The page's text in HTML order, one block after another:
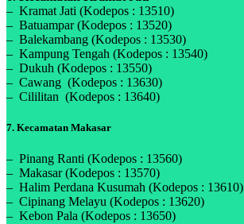
– Kramat Jati (Kodepos : 13510)
– Batuampar (Kodepos : 13520)
– Balekambang (Kodepos : 13530)
– Kampung Tengah (Kodepos : 13540)
– Dukuh (Kodepos : 13550)
– Cawang (Kodepos : 13630)
– Cililitan (Kodepos : 13640)
7. Kecamatan Makasar
– Pinang Ranti (Kodepos : 13560)
– Makasar (Kodepos : 13570)
– Halim Perdana Kusumah (Kodepos : 13610)
– Cipinang Melayu (Kodepos : 13620)
– Kebon Pala (Kodepos : 13650)